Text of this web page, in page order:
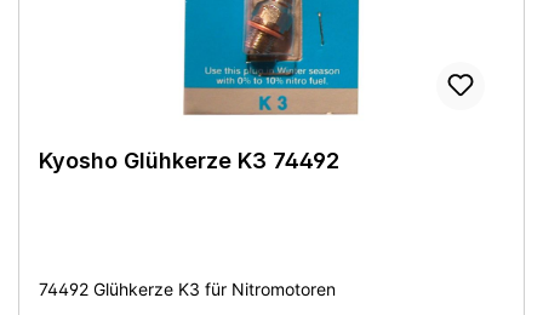
Kyosho Glühkerze K3 74492
74492 Glühkerze K3 für Nitromotoren